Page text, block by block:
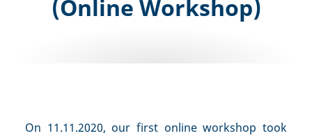
(Online Workshop)
On 11.11.2020, our first online workshop took